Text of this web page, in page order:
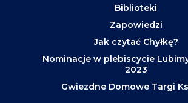
Biblioteki
Zapowiedzi
Jak czytać Chyłkę?
Nominacje w plebiscycie
2023
Gwiezdne Domowe Targi